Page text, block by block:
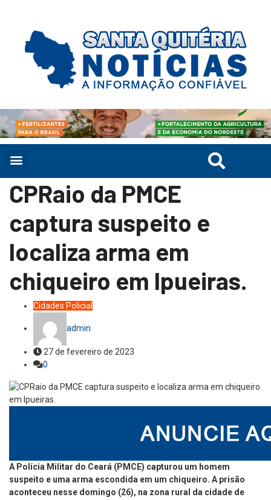
CPRaio da PMCE
captura suspeito e
localiza arma em
chiqueiro em Ipueiras.
Cidades Policial
admin
27 de fevereiro de 2023
0
A Polícia Militar do Ceará (PMCE) capturou um homem
suspeito e uma arma escondida em um chiqueiro. A prisão
aconteceu nesse domingo (26), na zona rural da cidade de